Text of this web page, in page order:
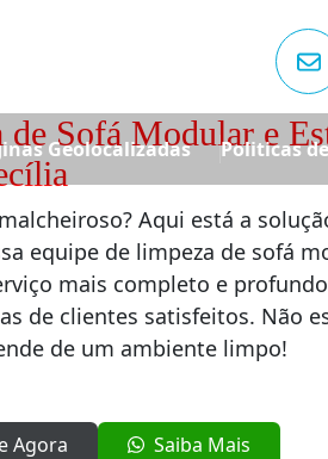
Geolocalizadas Politicas
de Sofá Modular e
Aqui está a
equipe de limpeza de sofá
mais completo e
de clientes satisfeitos. Não
de um ambiente limpo!
Agora Saiba Mais